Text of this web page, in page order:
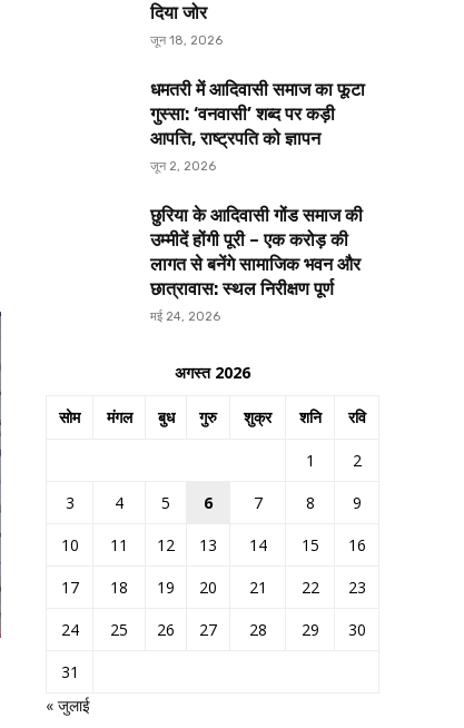
दिया जोर
जून 18, 2026
धमतरी में आदिवासी समाज का फूटा
गुस्सा: ‘वनवासी’ शब्द पर कड़ी
आपत्ति, राष्ट्रपति को ज्ञापन
जून 2, 2026
छुरिया के आदिवासी गोंड समाज की
उम्मीदें होंगी पूरी – एक करोड़ की
लागत से बनेंगे सामाजिक भवन और
छात्रावास: स्थल निरीक्षण पूर्ण
मई 24, 2026
अगस्त 2026
सोम मंगल बुध गुरु शुक्र शनि रवि
1
2
3
4 5 6 7 8
9
10
11 12 13 14 15
16
17
18 19 20 21 22
23
24
25 26 27 28 29
30
31
« जुलाई